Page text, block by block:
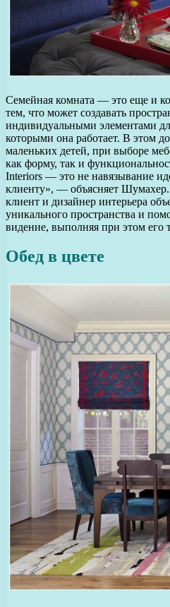
Семейная комната — это еще и
тем, что может создавать
индивидуальными элементами
которыми она работает. В этом
маленьких детей, при выборе
как форму, так и
Interiors — это не навязывание
клиенту», — объясняет
клиент и дизайнер интерьера
уникального пространства и
видение, выполняя при этом его
Обед в цвете